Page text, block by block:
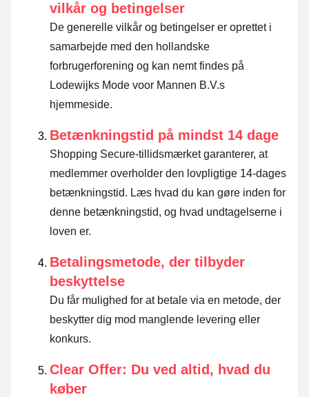
vilkår og betingelser
De generelle vilkår og betingelser er oprettet i
samarbejde med den hollandske
forbrugerforening og kan nemt findes på
Lodewijks Mode voor Mannen B.V.s
hjemmeside.
Betænkningstid på mindst 14 dage
Shopping Secure-tillidsmærket garanterer, at
medlemmer overholder den lovpligtige 14-dages
betænkningstid. Læs hvad du kan gøre inden for
denne betænkningstid, og hvad undtagelserne i
loven er.
Betalingsmetode, der tilbyder
beskyttelse
Du får mulighed for at betale via en metode, der
beskytter dig mod manglende levering eller
konkurs.
Clear Offer: Du ved altid, hvad du
køber